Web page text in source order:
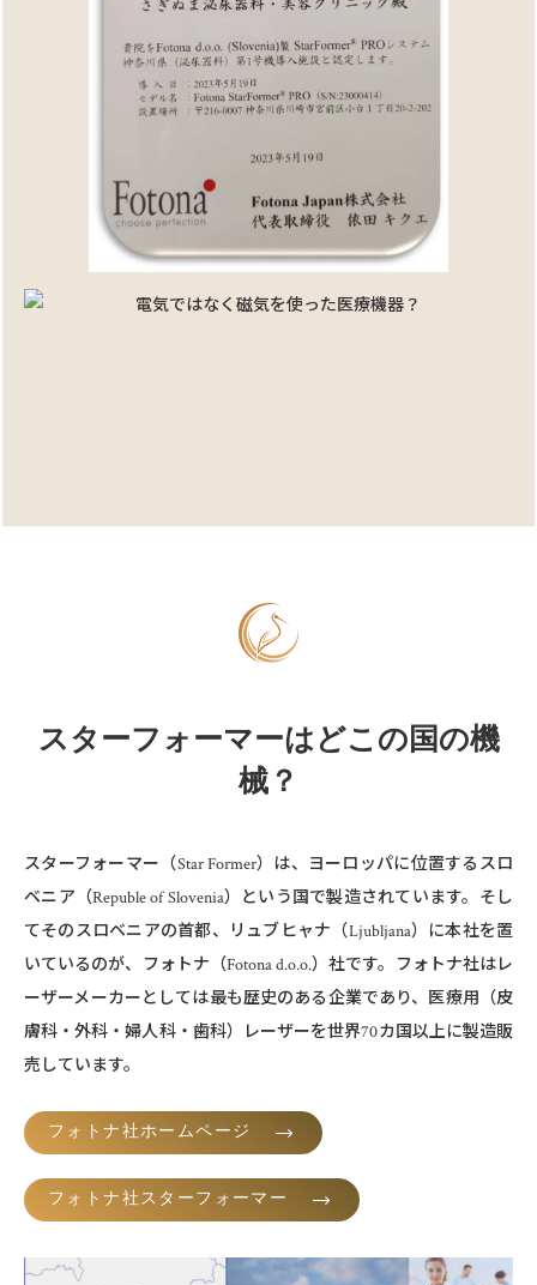
スターフォーマーはどこの国の機
械？
スターフォーマー（Star Former）は、ヨーロッパに位置するスロ
ベニア（Republe of Slovenia）という国で製造されています。そし
てそのスロベニアの⾸都、リュブヒャナ（Ljubljana）に本社を置
いているのが、フォトナ（Fotona d.o.o.）社です。フォトナ社はレ
ーザーメーカーとしては最も歴史のある企業であり、医療⽤（⽪
膚科・外科・婦⼈科・⻭科）レーザーを世界70カ国以上に製造販
売しています。
フォトナ社ホームページ
フォトナ社スターフォーマー